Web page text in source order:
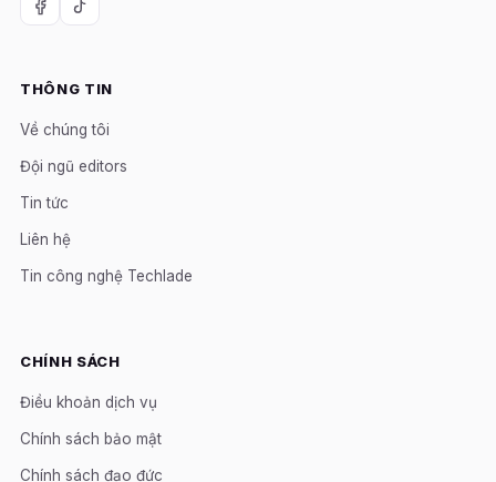
THÔNG TIN
Về chúng tôi
Đội ngũ editors
Tin tức
Liên hệ
Tin công nghệ Techlade
CHÍNH SÁCH
Điều khoản dịch vụ
Chính sách bảo mật
Chính sách đạo đức